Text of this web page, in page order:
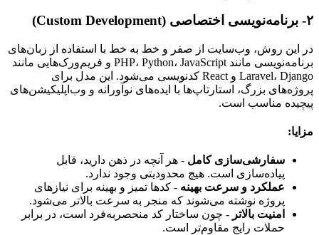
۲- برنامه‌نویسی اختصاصی (Custom Development)
در این روش، وب‌سایت از صفر و خط به خط با استفاده از زبان‌های
برنامه‌نویسی مانند PHP، Python، JavaScript و فریم‌ورک‌هایی مانند
Laravel، Django و React کدنویسی می‌شود. این مدل برای
پروژه‌های بزرگ، استارتاپ‌ها با ایده‌های نوآورانه و وب‌اپلیکیشن‌های
پیچیده مناسب است.
مزایا:
سفارشی‌سازی کامل - هر آنچه در ذهن دارید، قابل
پیاده‌سازی است. هیچ محدودیتی وجود ندارد.
عملکرد و سرعت بهینه - کدها تمیز و بهینه برای نیازهای
پروژه نوشته می‌شوند که منجر به سرعت بالاتر می‌شود.
امنیت بالاتر - چون ساختار کد منحصربه‌فرد است، در برابر
حملات رایج مقاوم‌تر است.